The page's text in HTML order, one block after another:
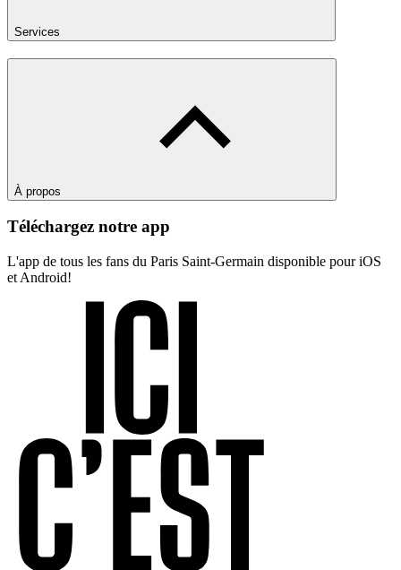
Services
À propos
Téléchargez notre app
L'app de tous les fans du Paris Saint-Germain disponible pour iOS
et Android!